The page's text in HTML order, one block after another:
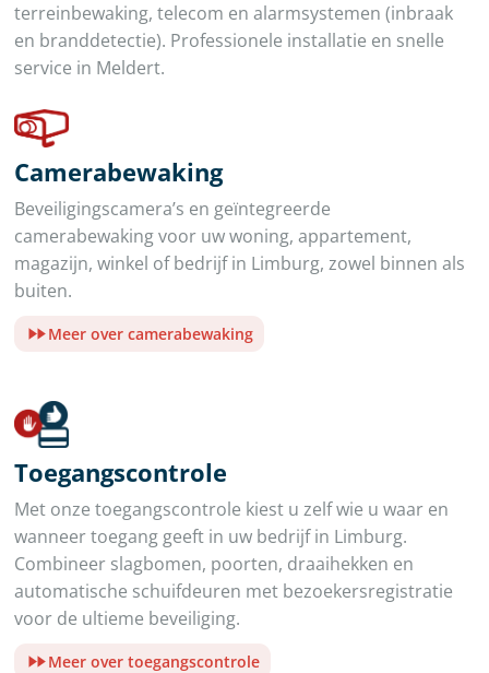
terreinbewaking, telecom en alarmsystemen (inbraak
en branddetectie). Professionele installatie en snelle
service in Meldert.
Camerabewaking
Beveiligingscamera’s en geïntegreerde
camerabewaking voor uw woning, appartement,
magazijn, winkel of bedrijf in Limburg, zowel binnen als
buiten.
Meer over camerabewaking
Toegangscontrole
Met onze toegangscontrole kiest u zelf wie u waar en
wanneer toegang geeft in uw bedrijf in Limburg.
Combineer slagbomen, poorten, draaihekken en
automatische schuifdeuren met bezoekersregistratie
voor de ultieme beveiliging.
Meer over toegangscontrole